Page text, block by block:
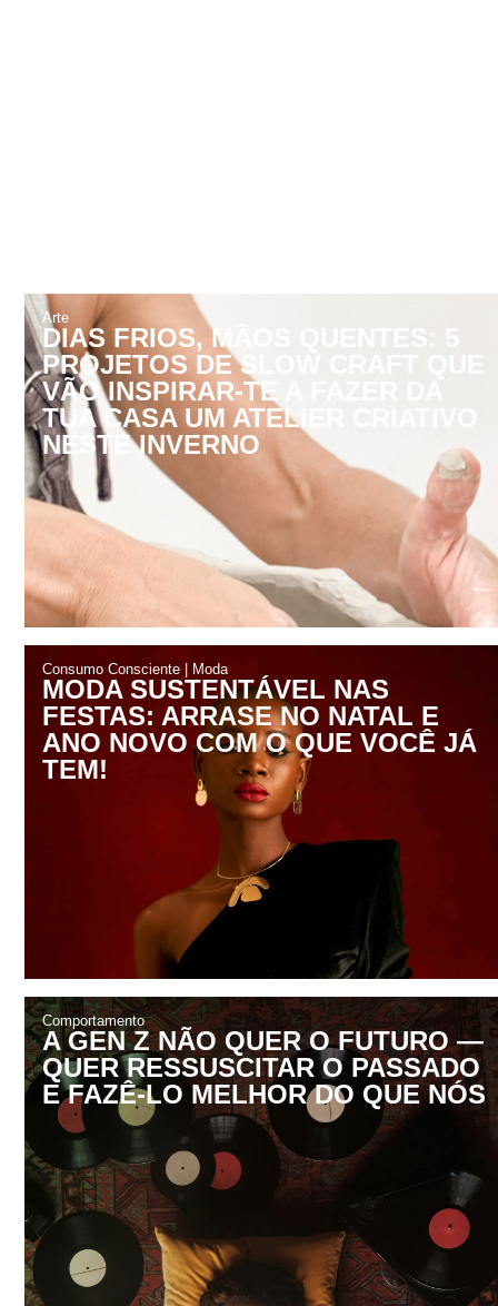
Arte
DIAS FRIOS, MÃOS QUENTES: 5
PROJETOS DE SLOW CRAFT QUE
VÃO INSPIRAR-TE A FAZER DA
TUA CASA UM ATELIER CRIATIVO
NESTE INVERNO
Consumo Consciente Moda
MODA SUSTENTÁVEL NAS
FESTAS: ARRASE NO NATAL E
ANO NOVO COM O QUE VOCÊ JÁ
TEM!
Comportamento
A GEN Z NÃO QUER O FUTURO —
QUER RESSUSCITAR O PASSADO
E FAZÊ-LO MELHOR DO QUE NÓS